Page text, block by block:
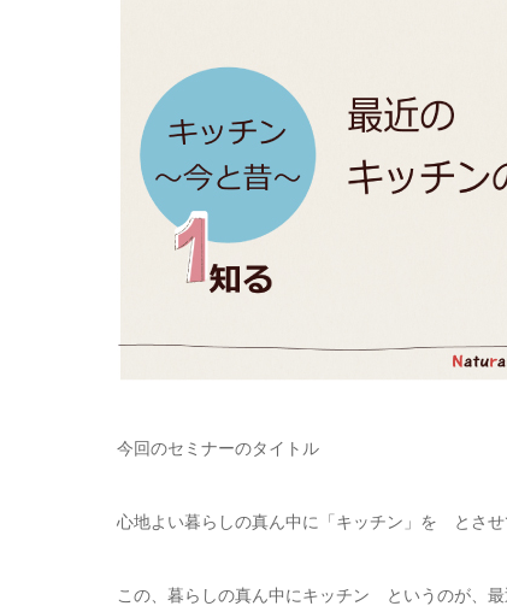
今回のセミナーのタイトル
心地よい暮らしの真ん中に「キッチン」を とさ
この、暮らしの真ん中にキッチン というのが、最